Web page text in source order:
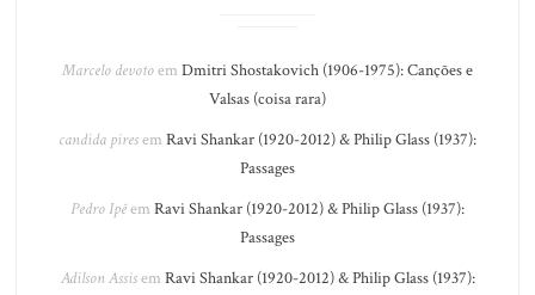
Marcelo devotoem Dmitri Shostakovich (1906-1975): Canções e
Valsas (coisa rara)
candida piresem Ravi Shankar (1920-2012) & Philip Glass (1937):
Passages
Pedro Ipêem Ravi Shankar (1920-2012) & Philip Glass (1937):
Passages
Adilson Assisem Ravi Shankar (1920-2012) & Philip Glass (1937):